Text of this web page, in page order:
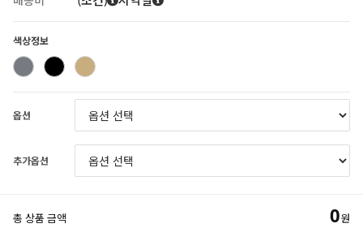
색상정보
옵션
추가옵션
총 상품 금액 0원